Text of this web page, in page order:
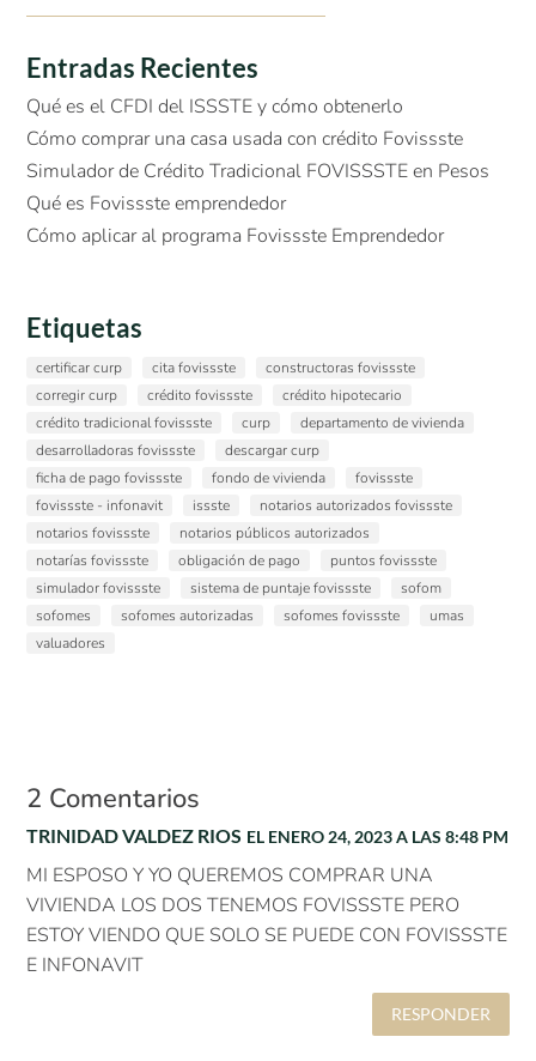
Entradas Recientes
Qué es el CFDI del ISSSTE y cómo obtenerlo
Cómo comprar una casa usada con crédito Fovissste
Simulador de Crédito Tradicional FOVISSSTE en Pesos
Qué es Fovissste emprendedor
Cómo aplicar al programa Fovissste Emprendedor
Etiquetas
certificar curp cita fovissste
constructoras fovissste
corregir curp
crédito fovissste
crédito hipotecario
crédito tradicional fovissste
curp
departamento de vivienda
desarrolladoras fovissste
descargar curp
ficha de pago fovissste
fondo de vivienda
fovissste
fovissste - infonavit
issste
notarios autorizados fovissste
notarios fovissste
notarios públicos autorizados
notarías fovissste
obligación de pago
puntos fovissste
simulador fovissste
sistema de puntaje fovissste
sofom
sofomes
sofomes autorizadas sofomes fovissste
umas
valuadores
2 Comentarios
TRINIDAD VALDEZ RIOS EL ENERO 24, 2023 A LAS 8:48 PM
MI ESPOSO Y YO QUEREMOS COMPRAR UNA
VIVIENDA LOS DOS TENEMOS FOVISSSTE PERO
ESTOY VIENDO QUE SOLO SE PUEDE CON FOVISSSTE
E INFONAVIT
RESPONDER